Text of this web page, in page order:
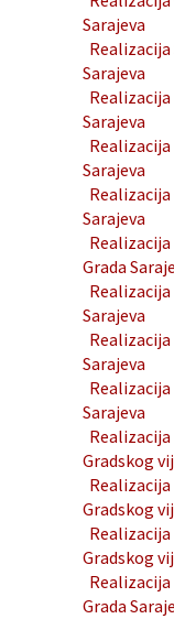
Sarajeva
Realizacija
Sarajeva
Realizacija
Sarajeva
Realizacija
Sarajeva
Sarajeva
Grada
Realizacija
Sarajeva
Realizacija
Sarajeva
Realizacija
Sarajeva
Gradskog
Gradskog
Gradskog
Grada